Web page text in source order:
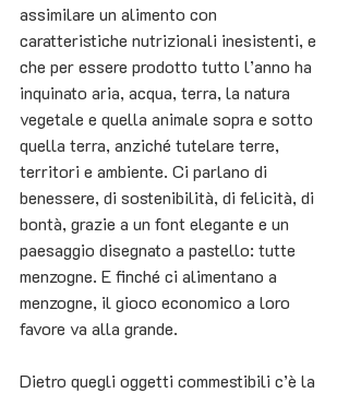
assimilare un alimento con
caratteristiche nutrizionali inesistenti, e
che per essere prodotto tutto l’anno ha
inquinato aria, acqua, terra, la natura
vegetale e quella animale sopra e sotto
quella terra, anziché tutelare terre,
territori e ambiente. Ci parlano di
benessere, di sostenibilità, di felicità, di
bontà, grazie a un font elegante e un
paesaggio disegnato a pastello: tutte
menzogne. E finché ci alimentano a
menzogne, il gioco economico a loro
favore va alla grande.
Dietro quegli oggetti commestibili c’è la